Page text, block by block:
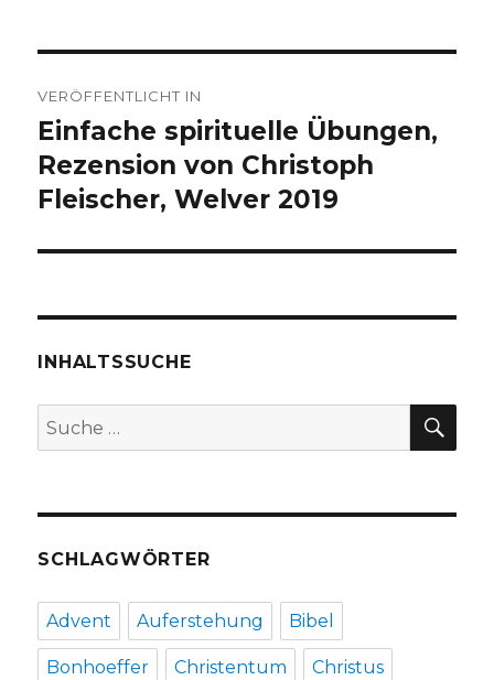
VERÖFFENTLICHT IN
Einfache spirituelle Übungen,
Rezension von Christoph
Fleischer, Welver 2019
INHALTSSUCHE
Suche
nach:
SCHLAGWÖRTER
Advent Auferstehung Bibel
Bonhoeffer Christentum Christus